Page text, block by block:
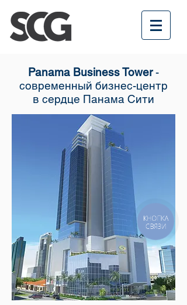
Panama Business Tower-
современный бизнес-центр
в сердце Панама Сити
КНОПКА
СВЯЗИ